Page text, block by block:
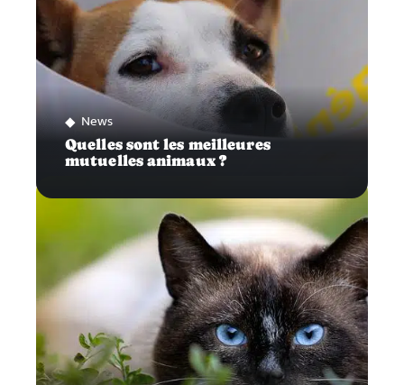
News
Quelles sont les meilleures
mutuelles animaux ?